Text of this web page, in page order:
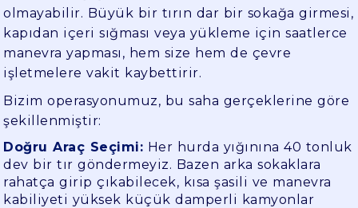
olmayabilir. Büyük bir tırın dar bir sokağa girmesi,
kapıdan içeri sığması veya yükleme için saatlerce
manevra yapması, hem size hem de çevre
işletmelere vakit kaybettirir.
Bizim operasyonumuz, bu saha gerçeklerine göre
şekillenmiştir:
Doğru Araç Seçimi: Her hurda yığınına 40 tonluk
dev bir tır göndermeyiz. Bazen arka sokaklara
rahatça girip çıkabilecek, kısa şasili ve manevra
kabiliyeti yüksek küçük damperli kamyonlar